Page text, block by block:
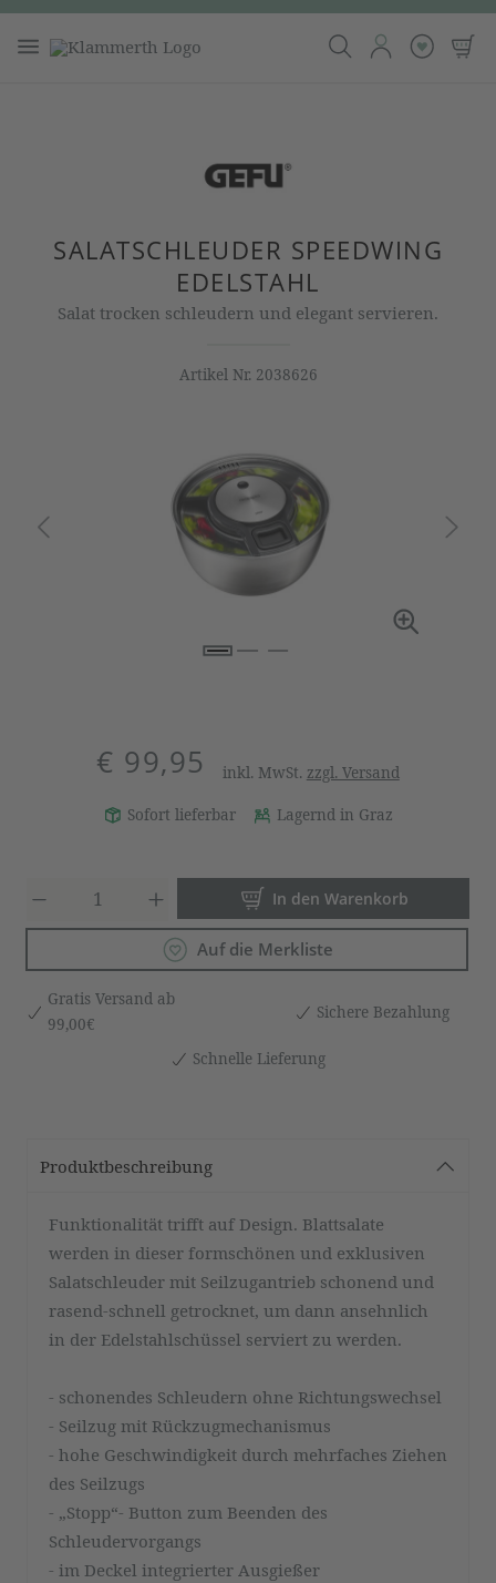
SALATSCHLEUDER SPEEDWING
EDELSTAHL
Salat trocken schleudern und elegant servieren.
Artikel Nr. 2038626
€ 99,95 inkl. MwSt. zzgl. Versand
Sofort lieferbar Lagernd in Graz
Produkt Anzahl: Gib den
In den Warenkorb
Auf die Merkliste
Gratis Versand ab
99,00€
Sichere Bezahlung
Schnelle Lieferung
Produktbeschreibung
Funktionalität trifft auf Design. Blattsalate
werden in dieser formschönen und exklusiven
Salatschleuder mit Seilzugantrieb schonend und
rasend-schnell getrocknet, um dann ansehnlich
in der Edelstahlschüssel serviert zu werden.
- schonendes Schleudern ohne Richtungswechsel
- Seilzug mit Rückzugmechanismus
- hohe Geschwindigkeit durch mehrfaches Ziehen
des Seilzugs
- „Stopp“- Button zum Beenden des
Schleudervorgangs
- im Deckel integrierter Ausgießer